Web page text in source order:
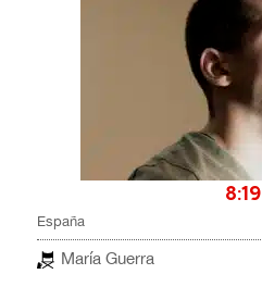
8:19
España
María Guerra